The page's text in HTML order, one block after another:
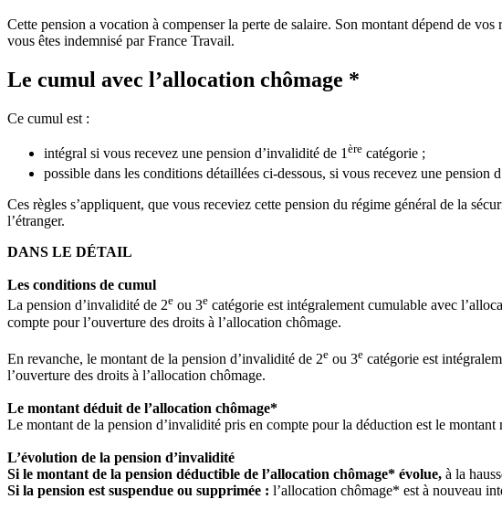
Cette pension a vocation à compenser la perte de salaire. Son montant dépend de
vous êtes indemnisé par France Travail.
Le cumul avec l’allocation chômage *
Ce cumul est :
intégral si vous recevez une pension d’invalidité de 1 ère catégorie ;
possible dans les conditions détaillées ci-dessous, si vous recevez une pension
Ces règles s’appliquent, que vous receviez cette pension du régime général de la
l’étranger.
DANS LE DÉTAIL
Les conditions de cumul
La pension d’invalidité de 2e ou 3e catégorie est intégralement cumulable avec
compte pour l’ouverture des droits à l’allocation chômage.
En revanche, le montant de la pension d’invalidité de 2e ou 3e catégorie est
l’ouverture des droits à l’allocation chômage.
Le montant déduit de l’allocation chômage*
Le montant de la pension d’invalidité pris en compte pour la déduction est le montant
L’évolution de la pension d’invalidité
Si le montant de la pension déductible de l’allocation chômage* évolue, à la
Si la pension est suspendue ou supprimée : l’allocation chômage* est à nouveau